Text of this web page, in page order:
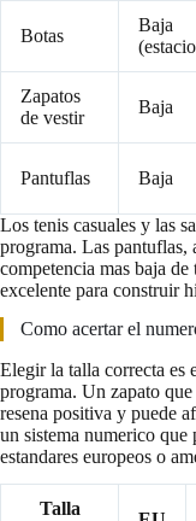
Botas
Baja
Zapatos
de vestir
Baja
Pantuflas Baja
Los tenis casuales y las
programa. Las pantuflas,
competencia mas baja
excelente para construir
Como acertar el
Elegir la talla correcta es
programa. Un zapato
resena positiva y puede
un sistema numerico
estandares europeos o
Talla